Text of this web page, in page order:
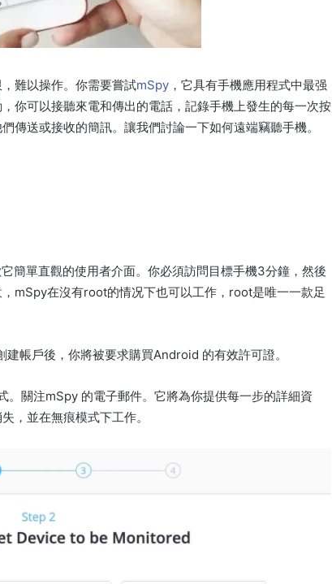
難以操作。你需要嘗試mSpy ，它具有手機應用程式中最强
你可以接聽來電和傳出的電話，記錄手機上發生的每一次按
傳送或接收的簡訊。讓我們討論一下如何遠端竊聽手機。
簡單直觀的使用者介面。你必須訪問目標手機3分鐘，然後
mSpy在沒有root的情况下也可以工作，root是唯一一款足
建帳戶後，你將被要求購買Android 的有效許可證。
。關注mSpy 的電子郵件。它將為你提供每一步的詳細資
，並在無痕模式下工作。